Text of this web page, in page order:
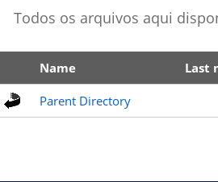
Todos os arquivos aqui
Name Last
Parent Directory